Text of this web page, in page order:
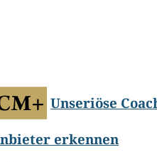
Unseriöse
erkennen